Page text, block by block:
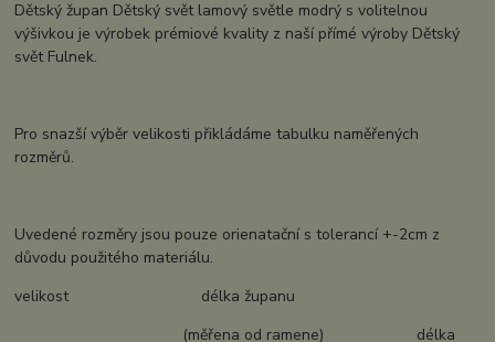
Dětský župan Dětský svět lamový světle modrý s volitelnou
výšivkou je výrobek prémiové kvality z naší přímé výroby Dětský
svět Fulnek.
Pro snazší výběr velikosti přikládáme tabulku naměřených
rozměrů.
Uvedené rozměry jsou pouze orienatační s tolerancí +-2cm z
důvodu použitého materiálu.
velikost délka županu
(měřena od ramene) délka